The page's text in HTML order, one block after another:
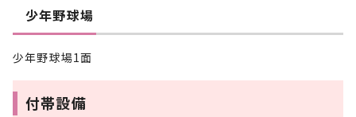
少年野球場
少年野球場1面
付帯設備